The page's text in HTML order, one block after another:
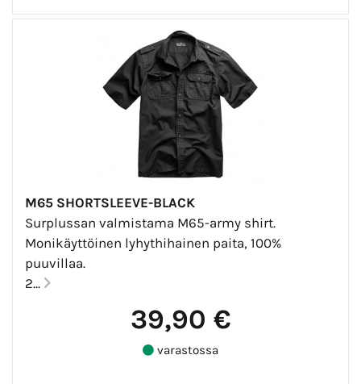
M65 SHORTSLEEVE-BLACK
Surplussan valmistama M65-army shirt.
Monikäyttöinen lyhythihainen paita, 100%
puuvillaa.
2...
39,90 €
varastossa